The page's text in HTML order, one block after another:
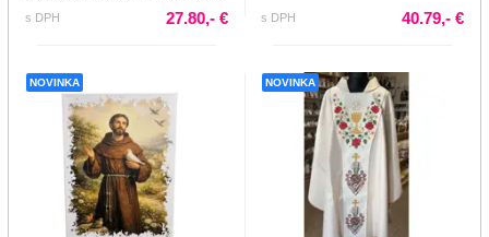
s DPH
27.80,- € s DPH 40.79,- €
NOVINKA NOVINKA